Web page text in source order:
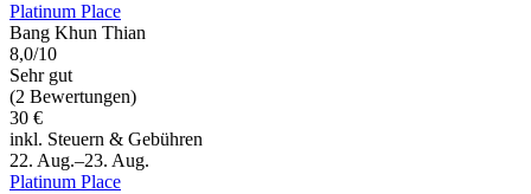
Platinum Place
Bang Khun Thian
8,0/10
Sehr gut
(2 Bewertungen)
30 €
inkl. Steuern & Gebühren
22. Aug.–23. Aug.
Platinum Place